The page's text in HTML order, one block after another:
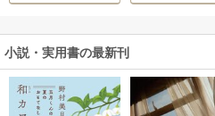
小説・実用書の最新刊